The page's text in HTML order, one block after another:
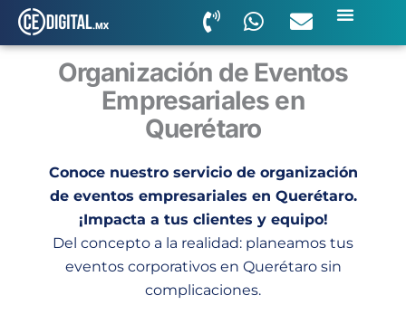
Organización de Eventos
Empresariales en
Querétaro
Conoce nuestro servicio de organización
de eventos empresariales en Querétaro.
¡Impacta a tus clientes y equipo!
Del concepto a la realidad: planeamos tus
eventos corporativos en Querétaro sin
complicaciones.